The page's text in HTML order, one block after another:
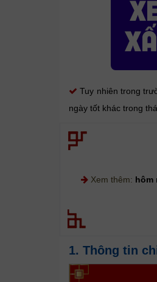
Tuy nhiên trong
ngày tốt khác trong
Xem thêm: hôm
1. Thông tin